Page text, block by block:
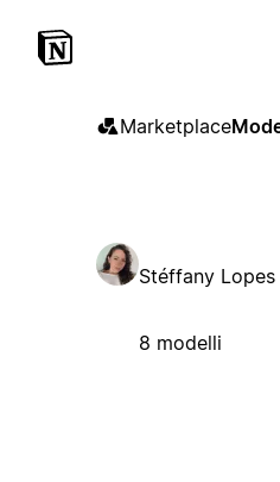
Marketplace
Stéffany Lopes
8 modelli